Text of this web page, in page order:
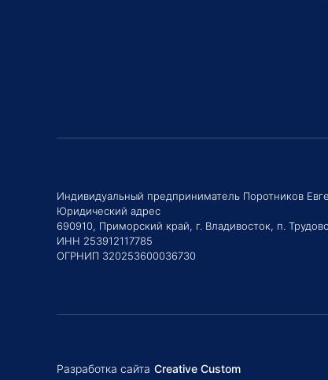
Индивидуальный предприниматель Поротников
Юридический адрес
690910, Приморский край, г. Владивосток, п.
ИНН 253912117785
ОГРНИП 320253600036730
Разработка сайта Creative Custom